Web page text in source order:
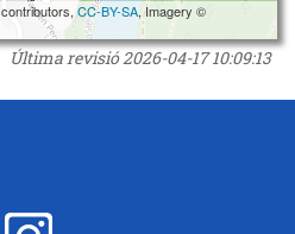
contributors, CC-BY-SA, Imagery ©
Última revisió2026-04-17 10:09:13